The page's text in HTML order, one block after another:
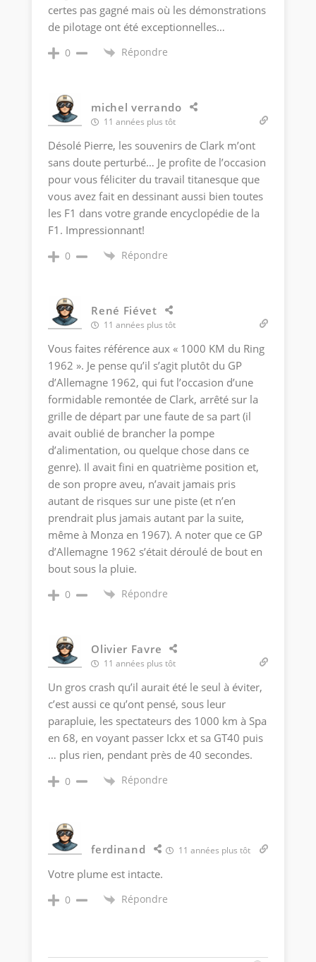
certes pas gagné mais où les démonstrations
de pilotage ont été exceptionnelles…
0 Répondre
michel verrando
11 années plus tôt
Désolé Pierre, les souvenirs de Clark m’ont
sans doute perturbé… Je profite de l’occasion
pour vous féliciter du travail titanesque que
vous avez fait en dessinant aussi bien toutes
les F1 dans votre grande encyclopédie de la
F1. Impressionnant!
0 Répondre
René Fiévet
11 années plus tôt
Vous faites référence aux « 1000 KM du Ring
1962 ». Je pense qu’il s’agit plutôt du GP
d’Allemagne 1962, qui fut l’occasion d’une
formidable remontée de Clark, arrêté sur la
grille de départ par une faute de sa part (il
avait oublié de brancher la pompe
d’alimentation, ou quelque chose dans ce
genre). Il avait fini en quatrième position et,
de son propre aveu, n’avait jamais pris
autant de risques sur une piste (et n’en
prendrait plus jamais autant par la suite,
même à Monza en 1967). A noter que ce GP
d’Allemagne 1962 s’était déroulé de bout en
bout sous la pluie.
0 Répondre
Olivier Favre
11 années plus tôt
Un gros crash qu’il aurait été le seul à éviter,
c’est aussi ce qu’ont pensé, sous leur
parapluie, les spectateurs des 1000 km à Spa
en 68, en voyant passer Ickx et sa GT40 puis
… plus rien, pendant près de 40 secondes.
0 Répondre
ferdinand 11 années plus tôt
Votre plume est intacte.
0 Répondre